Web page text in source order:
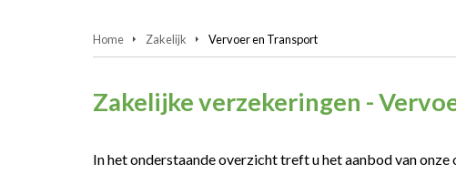
Home Zakelijk Vervoer en Transport
Zakelijke verzekeringen -
In het onderstaande overzicht treft u het aanbod van